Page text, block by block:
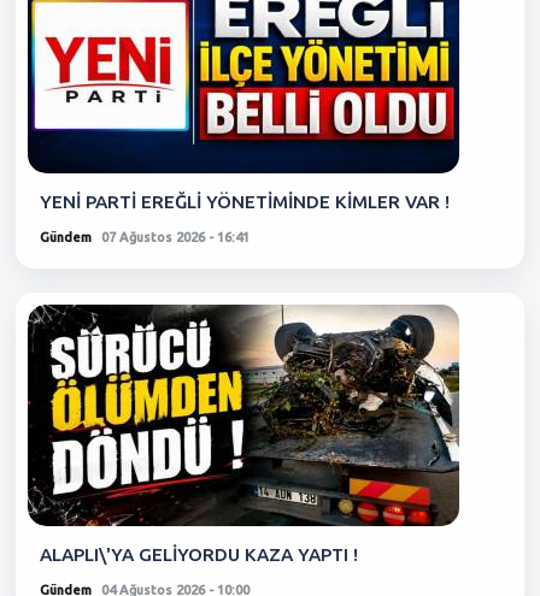
YENİ PARTİ EREĞLİ YÖNETİMİNDE KİMLER VAR !
Gündem 07 Ağustos 2026 - 16:41
ALAPLI\'YA GELİYORDU KAZA YAPTI !
Gündem 04 Ağustos 2026 - 10:00